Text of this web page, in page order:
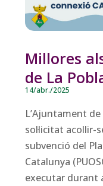
Millores
de La
14/abr./2025
L’Ajuntament
sol·licitat acollir-
subvenció del
Catalunya
executar durant